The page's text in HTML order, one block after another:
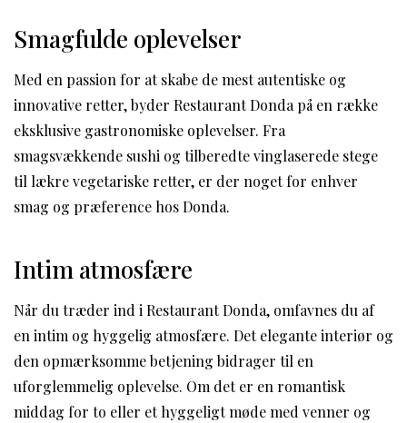
Smagfulde oplevelser
Med en passion for at skabe de mest autentiske og
innovative retter, byder Restaurant Donda på en række
eksklusive gastronomiske oplevelser. Fra
smagsvækkende sushi og tilberedte vinglaserede stege
til lækre vegetariske retter, er der noget for enhver
smag og præference hos Donda.
Intim atmosfære
Når du træder ind i Restaurant Donda, omfavnes du af
en intim og hyggelig atmosfære. Det elegante interiør og
den opmærksomme betjening bidrager til en
uforglemmelig oplevelse. Om det er en romantisk
middag for to eller et hyggeligt møde med venner og